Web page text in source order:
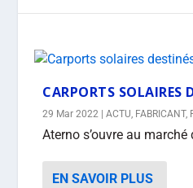
CARPORTS SOLAIRES
29 Mar 2022 |ACTU, FABRICANT,
Aterno s’ouvre au
EN SAVOIR PLUS